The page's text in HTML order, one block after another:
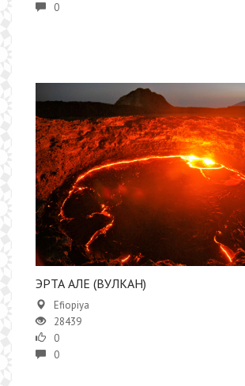
0
ЭРТА АЛЕ (ВУЛКАН)
Efiopiya
28439
0
0